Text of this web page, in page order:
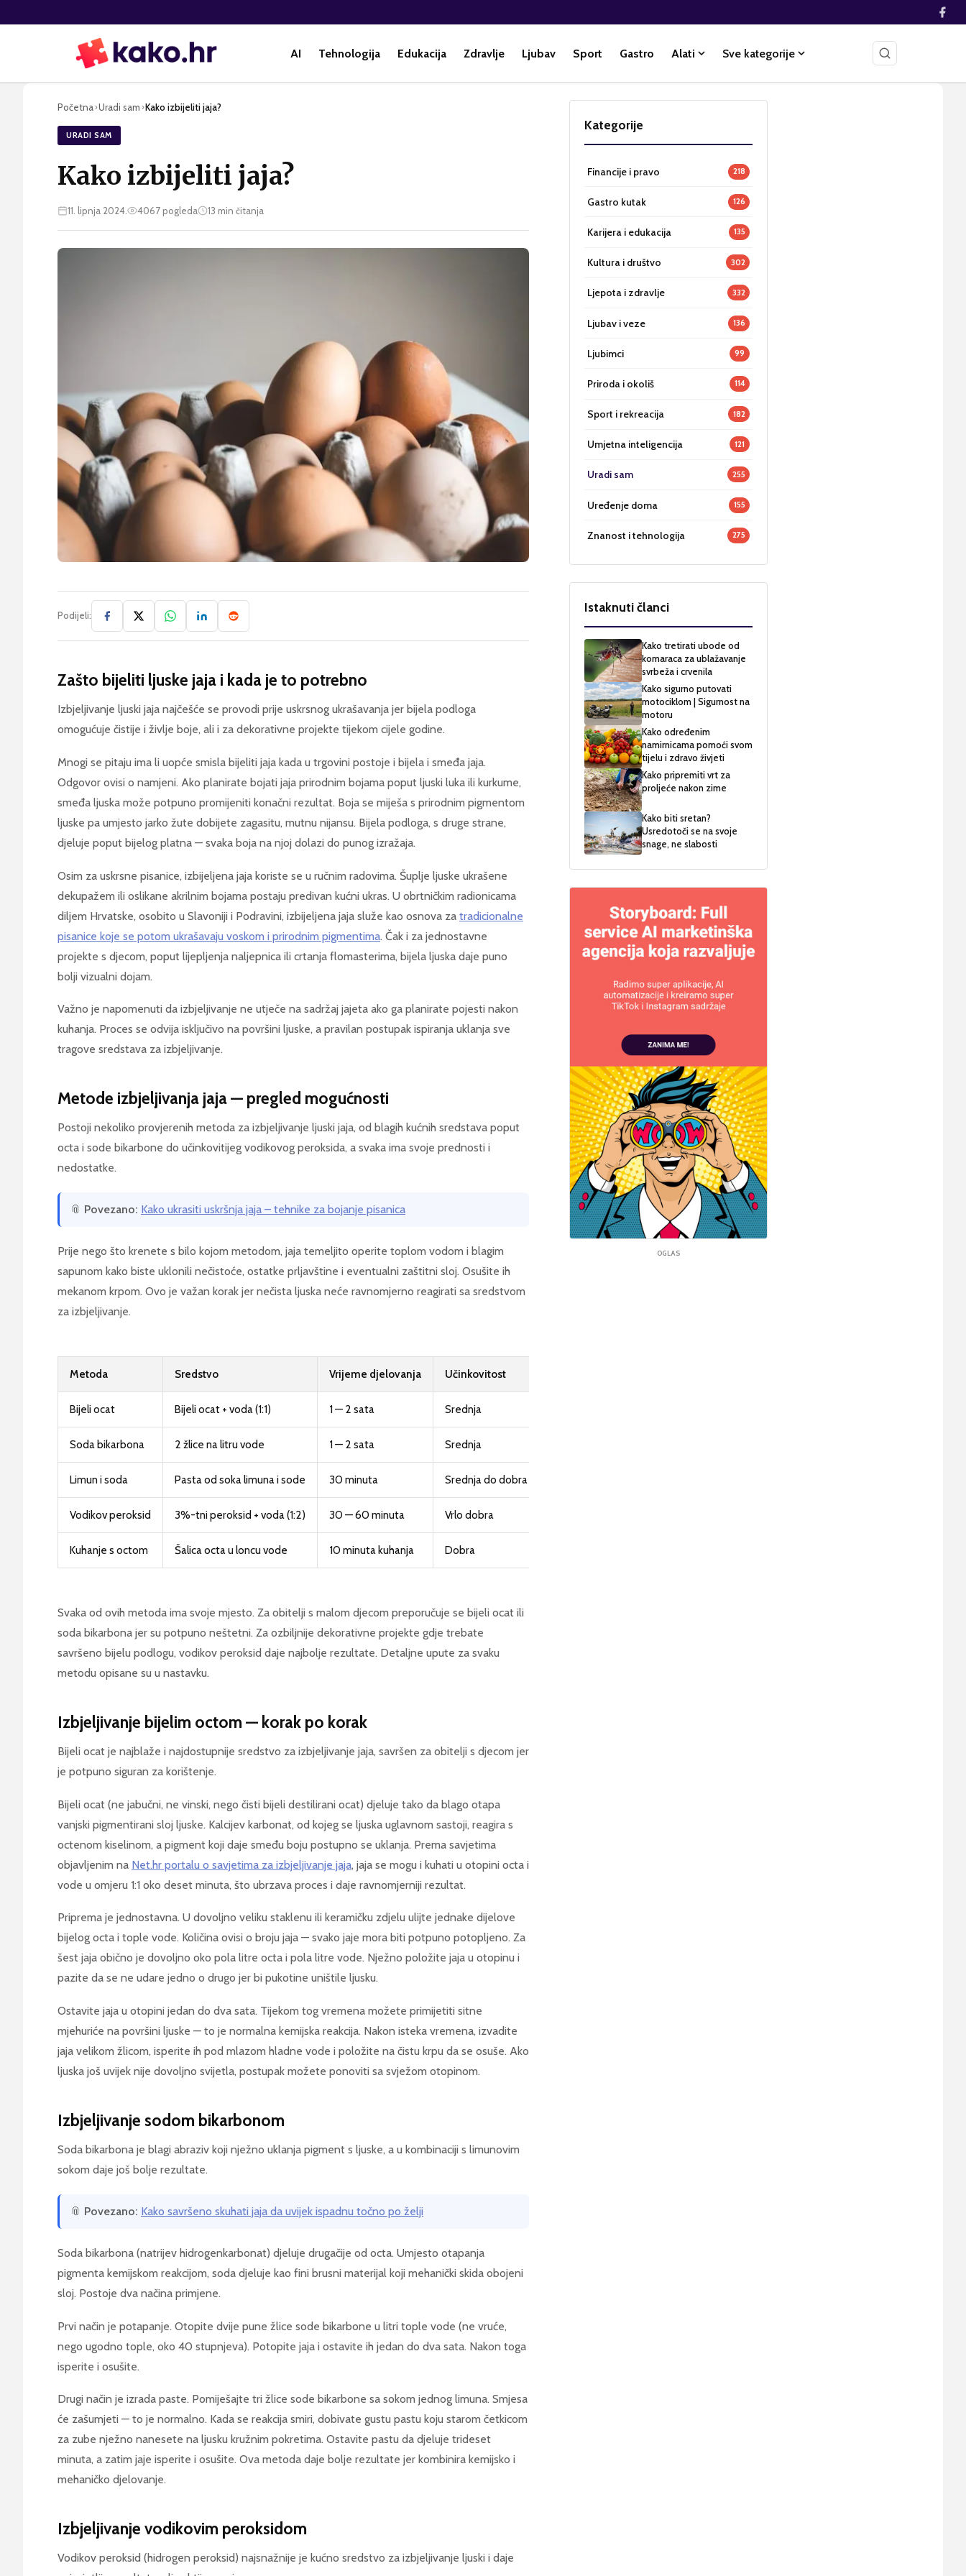
AI Tehnologija Edukacija Zdravlje Ljubav Sport Gastro Alati Sve kategorije
Početna›Uradi sam ›Kako izbijeliti jaja?
URADI SAM
Kako izbijeliti jaja?
11. lipnja 2024. 4067pogleda 13 min čitanja
Podijeli:
Zašto bijeliti ljuske jaja i kada je to potrebno
Izbjeljivanje ljuski jaja najčešće se provodi prije uskrsnog ukrašavanja jer bijela podloga
omogućuje čistije i življe boje, ali i za dekorativne projekte tijekom cijele godine.
Mnogi se pitaju ima li uopće smisla bijeliti jaja kada u trgovini postoje i bijela i smeđa jaja.
Odgovor ovisi o namjeni. Ako planirate bojati jaja prirodnim bojama poput ljuski luka ili kurkume,
smeđa ljuska može potpuno promijeniti konačni rezultat. Boja se miješa s prirodnim pigmentom
ljuske pa umjesto jarko žute dobijete zagasitu, mutnu nijansu. Bijela podloga, s druge strane,
djeluje poput bijelog platna — svaka boja na njoj dolazi do punog izražaja.
Osim za uskrsne pisanice, izbijeljena jaja koriste se u ručnim radovima. Šuplje ljuske ukrašene
dekupažem ili oslikane akrilnim bojama postaju predivan kućni ukras. U obrtničkim radionicama
diljem Hrvatske, osobito u Slavoniji i Podravini, izbijeljena jaja služe kao osnova za tradicionalne
pisanice koje se potom ukrašavaju voskom i prirodnim pigmentima. Čak i za jednostavne
projekte s djecom, poput lijepljenja naljepnica ili crtanja flomasterima, bijela ljuska daje puno
bolji vizualni dojam.
Važno je napomenuti da izbjeljivanje ne utječe na sadržaj jajeta ako ga planirate pojesti nakon
kuhanja. Proces se odvija isključivo na površini ljuske, a pravilan postupak ispiranja uklanja sve
tragove sredstava za izbjeljivanje.
Metode izbjeljivanja jaja — pregled mogućnosti
Postoji nekoliko provjerenih metoda za izbjeljivanje ljuski jaja, od blagih kućnih sredstava poput
octa i sode bikarbone do učinkovitijeg vodikovog peroksida, a svaka ima svoje prednosti i
nedostatke.
📎 Povezano: Kako ukrasiti uskršnja jaja – tehnike za bojanje pisanica
Prije nego što krenete s bilo kojom metodom, jaja temeljito operite toplom vodom i blagim
sapunom kako biste uklonili nečistoće, ostatke prljavštine i eventualni zaštitni sloj. Osušite ih
mekanom krpom. Ovo je važan korak jer nečista ljuska neće ravnomjerno reagirati sa sredstvom
za izbjeljivanje.
Metoda Sredstvo Vrijeme djelovanja Učinkovitost
Bijeli ocat Bijeli ocat + voda (1:1) 1 — 2 sata Srednja
Soda bikarbona 2 žlice na litru vode 1 — 2 sata Srednja
Limun i soda Pasta od soka limuna i sode 30 minuta Srednja do dobra
Vodikov peroksid 3%-tni peroksid + voda (1:2) 30 — 60 minuta Vrlo dobra
Kuhanje s octom Šalica octa u loncu vode 10 minuta kuhanja Dobra
Svaka od ovih metoda ima svoje mjesto. Za obitelji s malom djecom preporučuje se bijeli ocat ili
soda bikarbona jer su potpuno neštetni. Za ozbiljnije dekorativne projekte gdje trebate
savršeno bijelu podlogu, vodikov peroksid daje najbolje rezultate. Detaljne upute za svaku
metodu opisane su u nastavku.
Izbjeljivanje bijelim octom — korak po korak
Bijeli ocat je najblaže i najdostupnije sredstvo za izbjeljivanje jaja, savršen za obitelji s djecom jer
je potpuno siguran za korištenje.
Bijeli ocat (ne jabučni, ne vinski, nego čisti bijeli destilirani ocat) djeluje tako da blago otapa
vanjski pigmentirani sloj ljuske. Kalcijev karbonat, od kojeg se ljuska uglavnom sastoji, reagira s
octenom kiselinom, a pigment koji daje smeđu boju postupno se uklanja. Prema savjetima
objavljenim na Net.hr portalu o savjetima za izbjeljivanje jaja, jaja se mogu i kuhati u otopini octa i
vode u omjeru 1:1 oko deset minuta, što ubrzava proces i daje ravnomjerniji rezultat.
Priprema je jednostavna. U dovoljno veliku staklenu ili keramičku zdjelu ulijte jednake dijelove
bijelog octa i tople vode. Količina ovisi o broju jaja — svako jaje mora biti potpuno potopljeno. Za
šest jaja obično je dovoljno oko pola litre octa i pola litre vode. Nježno položite jaja u otopinu i
pazite da se ne udare jedno o drugo jer bi pukotine uništile ljusku.
Ostavite jaja u otopini jedan do dva sata. Tijekom tog vremena možete primijetiti sitne
mjehuriće na površini ljuske — to je normalna kemijska reakcija. Nakon isteka vremena, izvadite
jaja velikom žlicom, isperite ih pod mlazom hladne vode i položite na čistu krpu da se osuše. Ako
ljuska još uvijek nije dovoljno svijetla, postupak možete ponoviti sa svježom otopinom.
Izbjeljivanje sodom bikarbonom
Soda bikarbona je blagi abraziv koji nježno uklanja pigment s ljuske, a u kombinaciji s limunovim
sokom daje još bolje rezultate.
📎 Povezano: Kako savršeno skuhati jaja da uvijek ispadnu točno po želji
Soda bikarbona (natrijev hidrogenkarbonat) djeluje drugačije od octa. Umjesto otapanja
pigmenta kemijskom reakcijom, soda djeluje kao fini brusni materijal koji mehanički skida obojeni
sloj. Postoje dva načina primjene.
Prvi način je potapanje. Otopite dvije pune žlice sode bikarbone u litri tople vode (ne vruće,
nego ugodno tople, oko 40 stupnjeva). Potopite jaja i ostavite ih jedan do dva sata. Nakon toga
isperite i osušite.
Drugi način je izrada paste. Pomiješajte tri žlice sode bikarbone sa sokom jednog limuna. Smjesa
će zašumjeti — to je normalno. Kada se reakcija smiri, dobivate gustu pastu koju starom četkicom
za zube nježno nanesete na ljusku kružnim pokretima. Ostavite pastu da djeluje trideset
minuta, a zatim jaje isperite i osušite. Ova metoda daje bolje rezultate jer kombinira kemijsko i
mehaničko djelovanje.
Izbjeljivanje vodikovim peroksidom
Vodikov peroksid (hidrogen peroksid) najsnažnije je kućno sredstvo za izbjeljivanje ljuski i daje
Kategorije
Financije i pravo 218
Gastro kutak 126
Karijera i edukacija 135
Kultura i društvo 302
Ljepota i zdravlje 332
Ljubav i veze 136
Ljubimci 99
Priroda i okoliš 114
Sport i rekreacija 182
Umjetna inteligencija 121
Uradi sam 255
Uređenje doma 155
Znanost i tehnologija 275
Istaknuti članci
Kako tretirati ubode od
komaraca za ublažavanje
svrbeža i crvenila
Kako sigurno putovati
motociklom | Sigurnost na
motoru
Kako određenim
namirnicama pomoći svom
tijelu i zdravo živjeti
Kako pripremiti vrt za
proljeće nakon zime
Kako biti sretan?
Usredotoči se na svoje
snage, ne slabosti
OGLAS